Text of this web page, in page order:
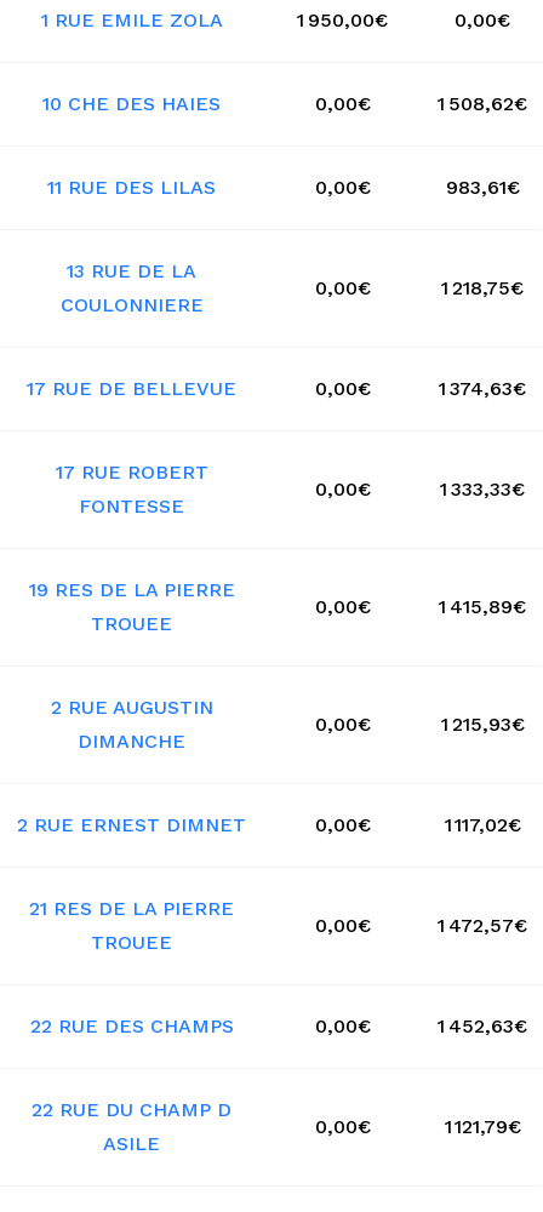
1 RUE EMILE ZOLA 1 950,00€ 0,00€
10 CHE DES HAIES 0,00€ 1 508,62€
11 RUE DES LILAS 0,00€ 983,61€
13 RUE DE LA
COULONNIERE
0,00€ 1 218,75€
17 RUE DE BELLEVUE 0,00€ 1 374,63€
17 RUE ROBERT
FONTESSE
0,00€ 1 333,33€
19 RES DE LA PIERRE
TROUEE
0,00€ 1 415,89€
2 RUE AUGUSTIN
DIMANCHE
0,00€ 1 215,93€
2 RUE ERNEST DIMNET 0,00€ 1 117,02€
21 RES DE LA PIERRE
TROUEE
0,00€ 1 472,57€
22 RUE DES CHAMPS 0,00€ 1 452,63€
22 RUE DU CHAMP D
ASILE
0,00€ 1 121,79€